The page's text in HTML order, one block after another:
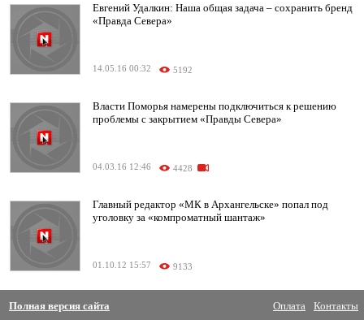
Евгений Удалкин: Наша общая задача – сохранить бренд
«Правда Севера»
14.05.16 00:32 5192
Власти Поморья намерены подключиться к решению
проблемы с закрытием «Правды Севера»
04.03.16 12:46 4428
Главный редактор «МК в Архангельске» попал под
уголовку за «компроматный шантаж»
01.10.12 15:57 9133
Полная версия сайта Оплата Контакты